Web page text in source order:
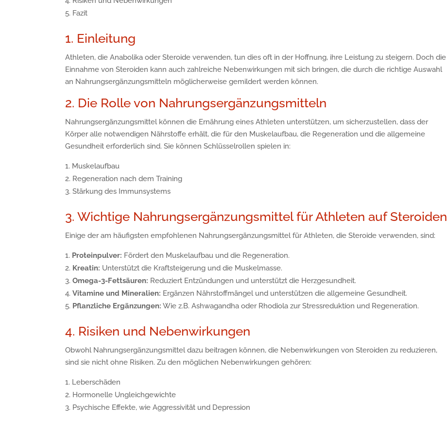
Fazit
1. Einleitung
Athleten, die Anabolika oder Steroide verwenden, tun dies oft in der Hoffnung, ihre Leistung zu steigern. Doch die
Einnahme von Steroiden kann auch zahlreiche Nebenwirkungen mit sich bringen, die durch die richtige Auswahl
an Nahrungsergänzungsmitteln möglicherweise gemildert werden können.
2. Die Rolle von Nahrungsergänzungsmitteln
Nahrungsergänzungsmittel können die Ernährung eines Athleten unterstützen, um sicherzustellen, dass der
Körper alle notwendigen Nährstoffe erhält, die für den Muskelaufbau, die Regeneration und die allgemeine
Gesundheit erforderlich sind. Sie können Schlüsselrollen spielen in:
Muskelaufbau
Regeneration nach dem Training
Stärkung des Immunsystems
3. Wichtige Nahrungsergänzungsmittel für Athleten auf Steroiden
Einige der am häufigsten empfohlenen Nahrungsergänzungsmittel für Athleten, die Steroide verwenden, sind:
Proteinpulver: Fördert den Muskelaufbau und die Regeneration.
Kreatin: Unterstützt die Kraftsteigerung und die Muskelmasse.
Omega-3-Fettsäuren: Reduziert Entzündungen und unterstützt die Herzgesundheit.
Vitamine und Mineralien: Ergänzen Nährstoffmängel und unterstützen die allgemeine Gesundheit.
Pflanzliche Ergänzungen: Wie z.B. Ashwagandha oder Rhodiola zur Stressreduktion und Regeneration.
4. Risiken und Nebenwirkungen
Obwohl Nahrungsergänzungsmittel dazu beitragen können, die Nebenwirkungen von Steroiden zu reduzieren,
sind sie nicht ohne Risiken. Zu den möglichen Nebenwirkungen gehören:
Leberschäden
Hormonelle Ungleichgewichte
Psychische Effekte, wie Aggressivität und Depression